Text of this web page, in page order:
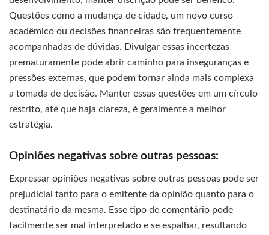
Questões como a mudança de cidade, um novo curso
acadêmico ou decisões financeiras são frequentemente
acompanhadas de dúvidas. Divulgar essas incertezas
prematuramente pode abrir caminho para inseguranças e
pressões externas, que podem tornar ainda mais complexa
a tomada de decisão. Manter essas questões em um círculo
restrito, até que haja clareza, é geralmente a melhor
estratégia.
Opiniões negativas sobre outras pessoas:
Expressar opiniões negativas sobre outras pessoas pode ser
prejudicial tanto para o emitente da opinião quanto para o
destinatário da mesma. Esse tipo de comentário pode
facilmente ser mal interpretado e se espalhar, resultando